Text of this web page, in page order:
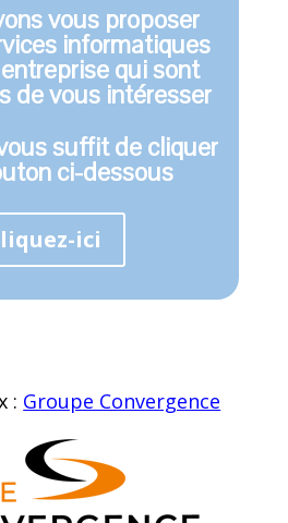
vous proposer
informatiques
qui sont
de vous intéresser
suffit de cliquer
ci-dessous
ici
: Groupe Convergence